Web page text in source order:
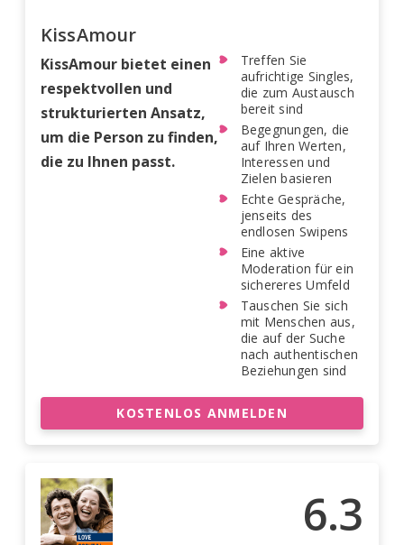
KissAmour
KissAmour bietet einen
respektvollen und
strukturierten Ansatz,
um die Person zu finden,
die zu Ihnen passt.
Treffen Sie
aufrichtige Singles,
die zum Austausch
bereit sind
Begegnungen, die
auf Ihren Werten,
Interessen und
Zielen basieren
Echte Gespräche,
jenseits des
endlosen Swipens
Eine aktive
Moderation für ein
sichereres Umfeld
Tauschen Sie sich
mit Menschen aus,
die auf der Suche
nach authentischen
Beziehungen sind
KOSTENLOS ANMELDEN
6.3